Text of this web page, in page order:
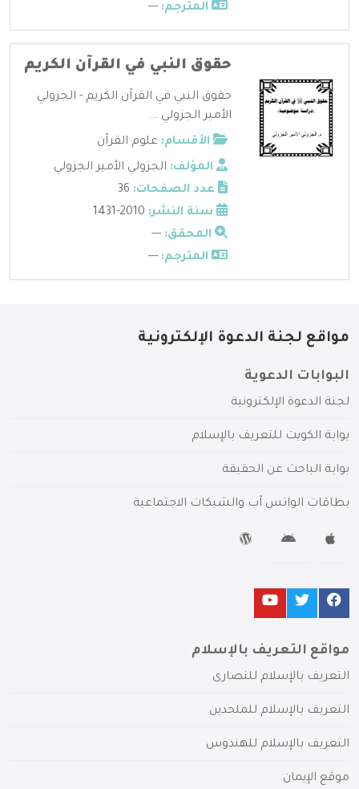
المترجم: ---
حقوق النبي في القرآن الكريم
حقوق النبي في القرآن الكريم - الجزولي
الأمير الجزولي ...
الأقسام: علوم القرآن
المؤلف: الجزولي الأمير الجزولي
عدد الصفحات:
سنة النشر:
المحقق: ---
المترجم: ---
مواقع لجنة الدعوة الإلكترونية
البوابات الدعوية
لجنة الدعوة الإلكترونية
بوابة الكويت للتعريف بالإسلام
بوابة الباحث عن الحقيقة
بطاقات الواتس آب والشبكات الاجتماعية
مواقع التعريف بالإسلام
التعريف بالإسلام للنصارى
التعريف بالإسلام للملحدين
التعريف بالإسلام للهندوس
موقع الإيمان